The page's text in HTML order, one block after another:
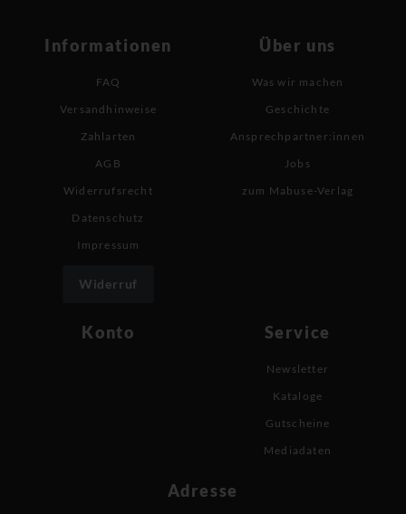
Informationen
FAQ
Versandhinweise
Zahlarten
AGB
Widerrufsrecht
Datenschutz
Impressum
Widerruf
Über uns
Was wir machen
Geschichte
Ansprechpartner:innen
Jobs
zum Mabuse-Verlag
Konto Service
Newsletter
Kataloge
Gutscheine
Mediadaten
Adresse